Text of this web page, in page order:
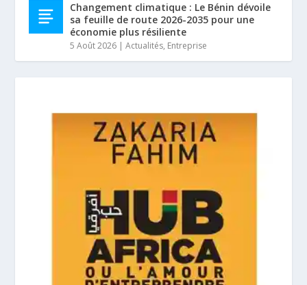
Changement climatique : Le Bénin dévoile
sa feuille de route 2026-2035 pour une
économie plus résiliente
5 Août 2026 |Actualités, Entreprise